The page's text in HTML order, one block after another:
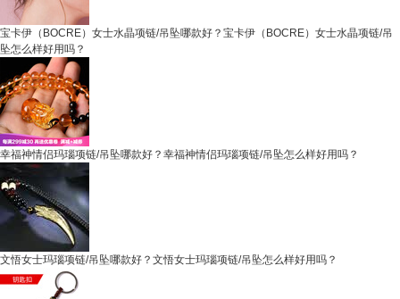
宝卡伊（BOCRE）女士水晶项链/吊坠哪款好？宝卡伊（BOCRE）女士水晶项链/吊
坠怎么样好用吗？
幸福神情侣玛瑙项链/吊坠哪款好？幸福神情侣玛瑙项链/吊坠怎么样好用吗？
文悟女士玛瑙项链/吊坠哪款好？文悟女士玛瑙项链/吊坠怎么样好用吗？